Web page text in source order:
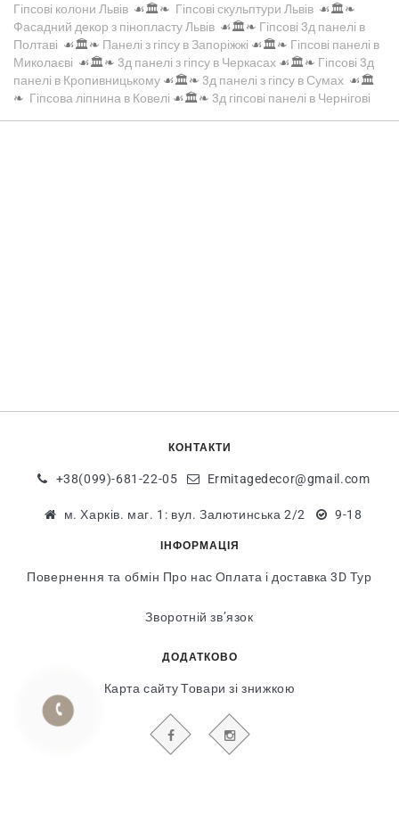
Гіпсові колони Львів ☙🏛️❧ Гіпсові скульптури Львів ☙🏛️❧
Фасадний декор з пінопласту Львів ☙🏛️❧ Гіпсові 3д панелі в
Полтаві ☙🏛️❧ Панелі з гіпсу в Запоріжжі ☙🏛️❧ Гіпсові панелі в
Миколаєві ☙🏛️❧ 3д панелі з гіпсу в Черкасах ☙🏛️❧ Гіпсові 3д
панелі в Кропивницькому ☙🏛️❧ 3д панелі з гіпсу в Сумах ☙🏛️
❧ Гіпсова ліпнина в Ковелі ☙🏛️❧ 3д гіпсові панелі в Чернігові
КОНТАКТИ
+38(099)-681-22-05 Ermitagedecor@gmail.com
м. Харків. маг. 1: вул. Залютинська 2/2 9-18
ІНФОРМАЦІЯ
Повернення та обмін Про нас Оплата і доставка 3D Тур
Зворотній зв’язок
ДОДАТКОВО
Карта сайту Товари зі знижкою